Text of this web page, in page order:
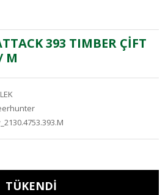
393 TIMBER ÇİFT
M
TÜKENDİ